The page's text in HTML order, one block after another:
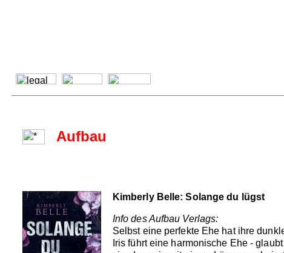
Aufbau
Kimberly Belle: Solange du lügst
Info des Aufbau Verlags:
Selbst eine perfekte Ehe hat ihre
Iris führt eine harmonische Ehe -